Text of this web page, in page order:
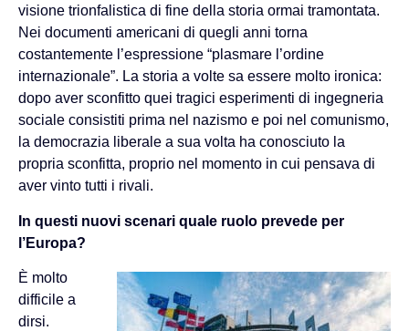
visione trionfalistica di fine della storia ormai tramontata.
Nei documenti americani di quegli anni torna
costantemente l’espressione “plasmare l’ordine
internazionale”. La storia a volte sa essere molto ironica:
dopo aver sconfitto quei tragici esperimenti di ingegneria
sociale consistiti prima nel nazismo e poi nel comunismo,
la democrazia liberale a sua volta ha conosciuto la
propria sconfitta, proprio nel momento in cui pensava di
aver vinto tutti i rivali.
In questi nuovi scenari quale ruolo prevede per
l’Europa?
È molto
difficile a
dirsi.